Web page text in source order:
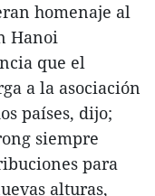
homenaje al
Hanoi
que el
a la asociación
países, dijo;
siempre
para
alturas,